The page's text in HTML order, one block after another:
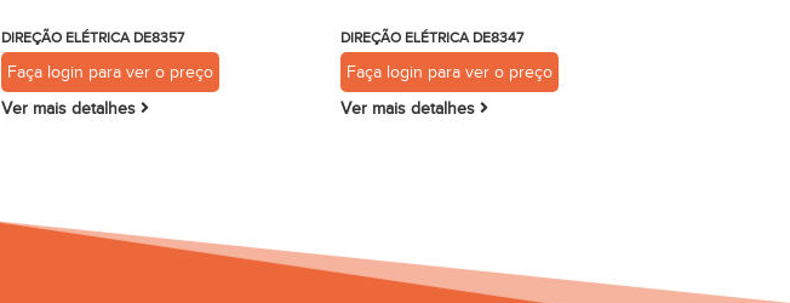
DIREÇÃO ELÉTRICA DE8357
Faça login para ver o preço
Ver mais detalhes
DIREÇÃO ELÉTRICA DE8347
Faça login para ver o preço
Ver mais detalhes